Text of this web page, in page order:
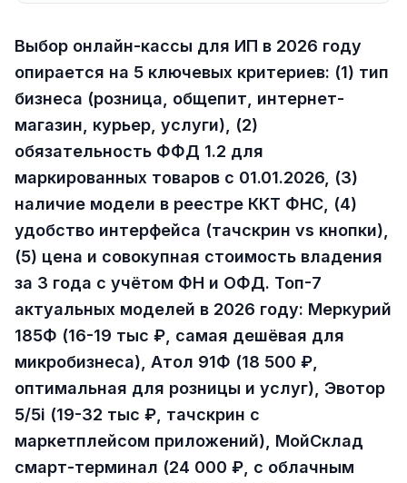
Выбор онлайн-кассы для ИП в 2026 году
опирается на 5 ключевых критериев: (1) тип
бизнеса (розница, общепит, интернет-
магазин, курьер, услуги), (2)
обязательность ФФД 1.2 для
маркированных товаров с 01.01.2026, (3)
наличие модели в реестре ККТ ФНС, (4)
удобство интерфейса (тачскрин vs кнопки),
(5) цена и совокупная стоимость владения
за 3 года с учётом ФН и ОФД. Топ-7
актуальных моделей в 2026 году: Меркурий
185Ф (16-19 тыс ₽, самая дешёвая для
микробизнеса), Атол 91Ф (18 500 ₽,
оптимальная для розницы и услуг), Эвотор
5/5i (19-32 тыс ₽, тачскрин с
маркетплейсом приложений), МойСклад
смарт-терминал (24 000 ₽, с облачным